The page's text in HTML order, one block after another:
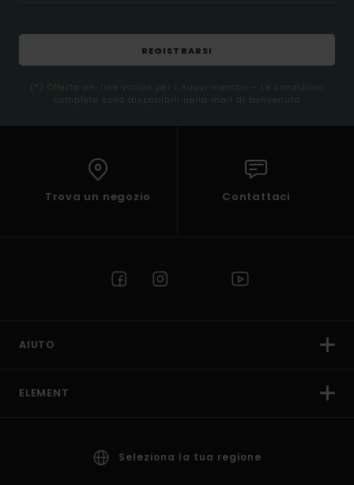
REGISTRARSI
(*) Offerta on-line valida per i nuovi membri - Le condizioni
complete sono disponibili nella mail di benvenuto
Trova un negozio Contattaci
AIUTO
ELEMENT
Seleziona la tua regione